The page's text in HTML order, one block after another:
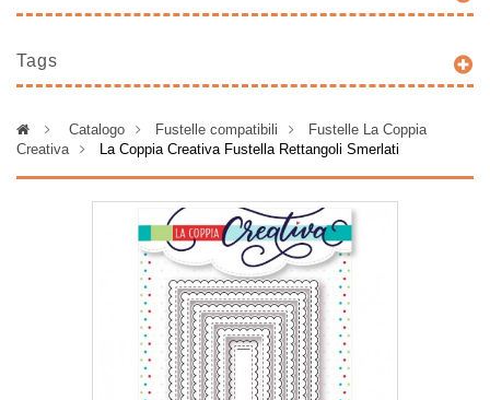
Tags
> Catalogo > Fustelle compatibili >
Fustelle La Coppia
Creativa
> La Coppia Creativa Fustella Rettangoli Smerlati